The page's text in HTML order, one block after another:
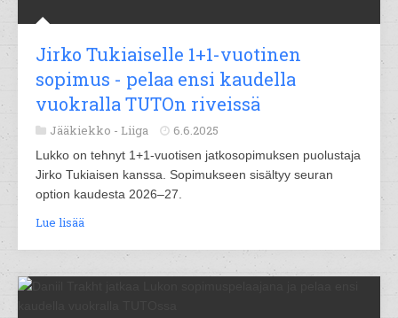
Jirko Tukiaiselle 1+1-vuotinen
sopimus - pelaa ensi kaudella
vuokralla TUTOn riveissä
Jääkiekko - Liiga 6.6.2025
Lukko on tehnyt 1+1-vuotisen jatkosopimuksen puolustaja
Jirko Tukiaisen kanssa. Sopimukseen sisältyy seuran
option kaudesta 2026–27.
Lue lisää